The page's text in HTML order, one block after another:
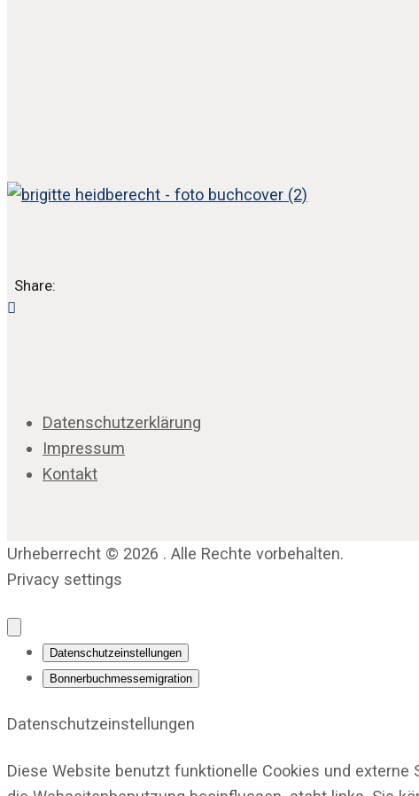
Share:
Datenschutzerklärung
Impressum
Kontakt
Urheberrecht © 2026 . Alle Rechte vorbehalten.
Privacy settings
Datenschutzeinstellungen
Bonnerbuchmessemigration
Datenschutzeinstellungen
Diese Website benutzt funktionelle Cookies und